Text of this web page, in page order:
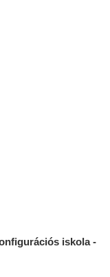
iskola -